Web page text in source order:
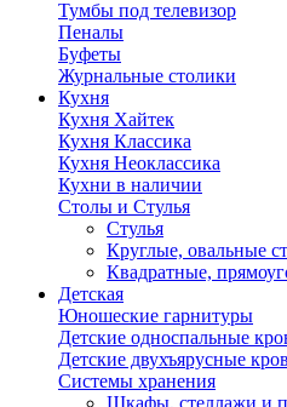
Тумбы под телевизор
Пеналы
Буфеты
Журнальные столики
Кухня
Кухня Хайтек
Кухня Классика
Кухня Неоклассика
Кухни в наличии
Столы и Стулья
Стулья
Круглые, овальные
Квадратные,
Детская
Юношеские гарнитуры
Детские односпальные
Детские двухъярусные
Системы хранения
Шкафы, стеллажи и